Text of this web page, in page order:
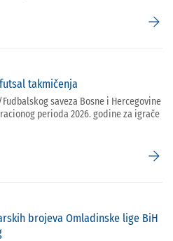
arrow_forward
takmičenja
saveza Bosne i Hercegovine
perioda 2026. godine za igrače
arrow_forward
brojeva Omladinske lige BiH